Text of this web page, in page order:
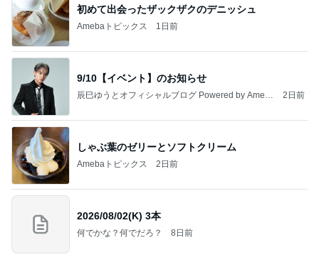
初めて出会ったザックザクのデニッシュ
Amebaトピックス 1日前
9/10【イベント】のお知らせ
辰巳ゆうとオフィシャルブログ Powered by Ameb
2日前
しゃぶ葉のゼリーとソフトクリーム
Amebaトピックス 2日前
2026/08/02(K) 3本
何でかな？何でだろ？ 8日前